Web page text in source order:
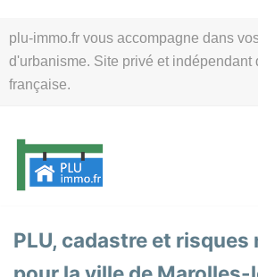
plu-immo.fr vous accompagne dans
d'urbanisme. Site privé et indépendant
française.
au
contenu
PLU, cadastre et risques